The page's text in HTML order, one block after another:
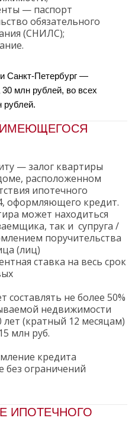
— паспорт
обязательного
(СНИЛС);
.
Санкт-Петербург —
млн рублей, во всех
рублей.
ИМЕЮЩЕГОСЯ
— залог квартиры
расположенном
ипотечного
оформляющего кредит.
может находиться
так исупруга /
поручительства
(лиц)
ставка на весь срок
составлять не более 50%
недвижимости
(кратный 12 месяцам)
млн руб.
кредита
без ограничений
ИПОТЕЧНОГО